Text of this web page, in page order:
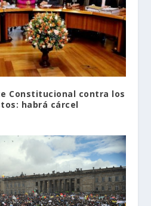
Constitucional contra los
habrá cárcel